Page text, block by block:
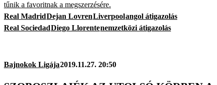
tűnik a favoritnak a megszerzésére.
Real MadridDejan LovrenLiverpoolangol átigazolás
Real SociedadDiego Llorentenemzetközi átigazolás
Bajnokok Ligája2019.11.27. 20:50